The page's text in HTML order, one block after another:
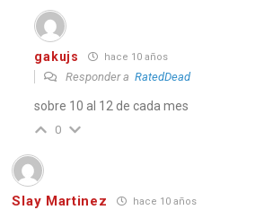
gakujs hace 10 años
Responder aRatedDead
sobre 10 al 12 de cada mes
0
Slay Martinez hace 10 años